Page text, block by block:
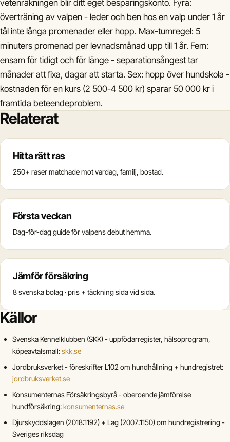
vetenräkningen blir ditt eget besparingskonto. Fyra:
överträning av valpen - leder och ben hos en valp under 1 år
tål inte långa promenader eller hopp. Max-tumregel: 5
minuters promenad per levnadsmånad upp till 1 år. Fem:
ensam för tidigt och för länge - separationsångest tar
månader att fixa, dagar att starta. Sex: hopp över hundskola -
kostnaden för en kurs (2 500-4 500 kr) sparar 50 000 kr i
framtida beteendeproblem.
Relaterat
Hitta rätt ras
250+ raser matchade mot vardag, familj, bostad.
Första veckan
Dag-för-dag guide för valpens debut hemma.
Jämför försäkring
8 svenska bolag · pris + täckning sida vid sida.
Källor
Svenska Kennelklubben (SKK) - uppfödarregister, hälsoprogram,
köpeavtalsmall:skk.se
Jordbruksverket - föreskrifter L102 om hundhållning + hundregistret:
jordbruksverket.se
Konsumenternas Försäkringsbyrå - oberoende jämförelse
hundförsäkring:konsumenternas.se
Djurskyddslagen (2018:1192) + Lag (2007:1150) om hundregistrering -
Sveriges riksdag